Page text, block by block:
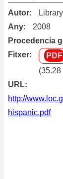
Autor
Any
2008
Procedencia
Fitxer
(35.28
URL
http://
hispanic.pdf